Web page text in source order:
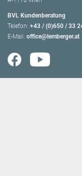
BVL Kundenberatung
Telefon: +43 / (0)650 / 33
E-Mail: office@lemberger.at